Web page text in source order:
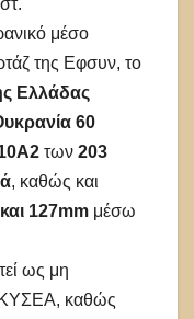
μέσο
της Εφσυν, το
Ελλάδας
60
των 203
, καθώς και
127mm μέσω
ως μη
ΚΥΣΕΑ, καθώς